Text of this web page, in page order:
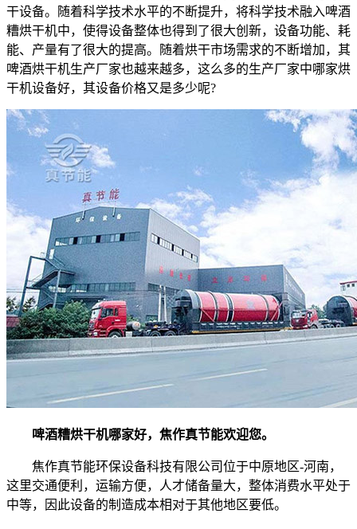
干设备。随着科学技术水平的不断提升，将科学技术融入啤酒
糟烘干机中，使得设备整体也得到了很大创新，设备功能、耗
能、产量有了很大的提高。随着烘干市场需求的不断增加，其
啤酒烘干机生产厂家也越来越多，这么多的生产厂家中哪家烘
干机设备好，其设备价格又是多少呢?
啤酒糟烘干机哪家好，焦作真节能欢迎您。
焦作真节能环保设备科技有限公司位于中原地区-河南，
这里交通便利，运输方便，人才储备量大，整体消费水平处于
中等，因此设备的制造成本相对于其他地区要低。